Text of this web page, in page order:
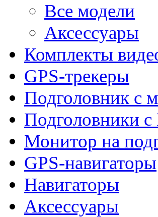
Все модели
Аксессуары
Комплекты
GPS-трекеры
Подголовник с
Подголовники
Монитор на
GPS-навигаторы
Навигаторы
Аксессуары